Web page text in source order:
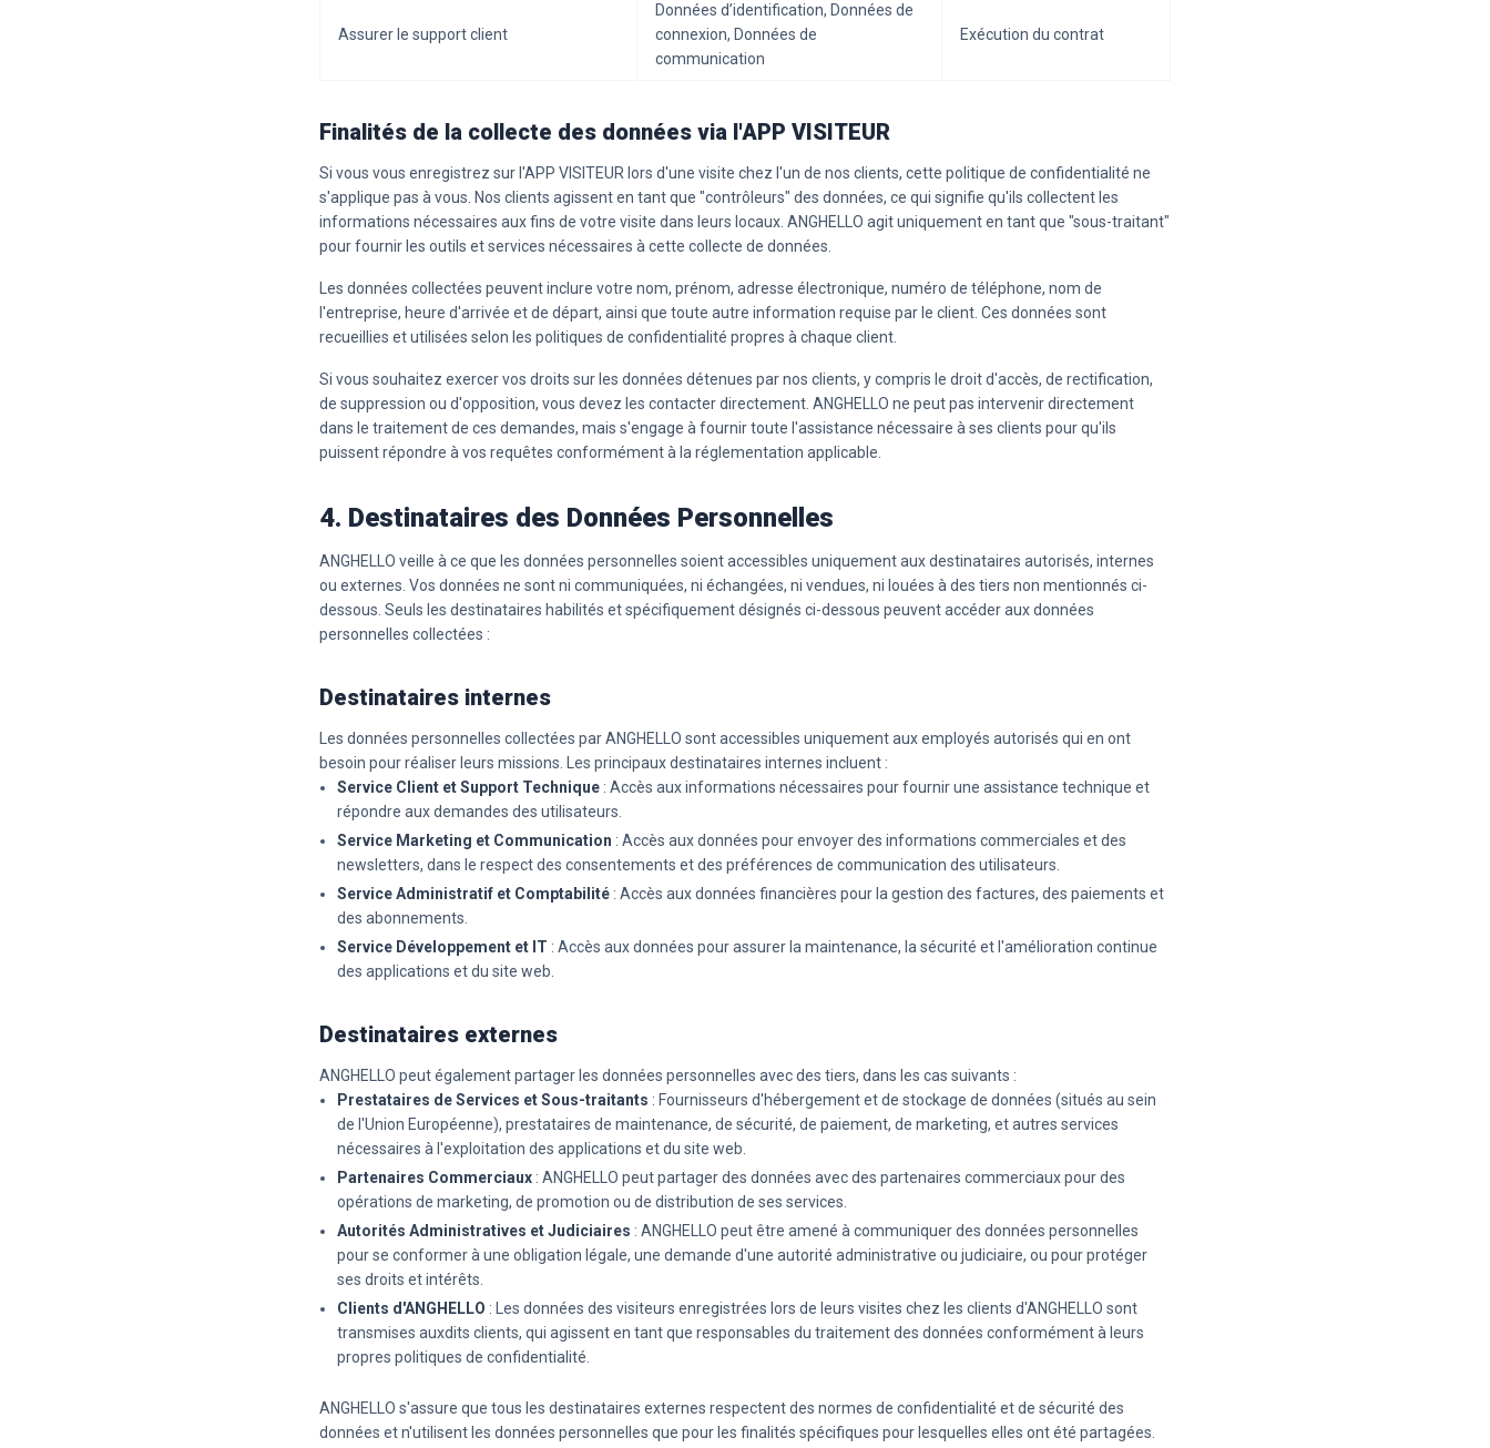
Assurer le support client
Données d’identification, Données de
connexion, Données de
communication
Exécution du contrat
Finalités de la collecte des données via l'APP VISITEUR
Si vous vous enregistrez sur l'APP VISITEUR lors d'une visite chez l'un de nos clients, cette politique de confidentialité ne
s'applique pas à vous. Nos clients agissent en tant que "contrôleurs" des données, ce qui signifie qu'ils collectent les
informations nécessaires aux fins de votre visite dans leurs locaux. ANGHELLO agit uniquement en tant que "sous-traitant"
pour fournir les outils et services nécessaires à cette collecte de données.
Les données collectées peuvent inclure votre nom, prénom, adresse électronique, numéro de téléphone, nom de
l'entreprise, heure d'arrivée et de départ, ainsi que toute autre information requise par le client. Ces données sont
recueillies et utilisées selon les politiques de confidentialité propres à chaque client.
Si vous souhaitez exercer vos droits sur les données détenues par nos clients, y compris le droit d'accès, de rectification,
de suppression ou d'opposition, vous devez les contacter directement. ANGHELLO ne peut pas intervenir directement
dans le traitement de ces demandes, mais s'engage à fournir toute l'assistance nécessaire à ses clients pour qu'ils
puissent répondre à vos requêtes conformément à la réglementation applicable.
4. Destinataires des Données Personnelles
ANGHELLO veille à ce que les données personnelles soient accessibles uniquement aux destinataires autorisés, internes
ou externes. Vos données ne sont ni communiquées, ni échangées, ni vendues, ni louées à des tiers non mentionnés ci-
dessous. Seuls les destinataires habilités et spécifiquement désignés ci-dessous peuvent accéder aux données
personnelles collectées :
Destinataires internes
Les données personnelles collectées par ANGHELLO sont accessibles uniquement aux employés autorisés qui en ont
besoin pour réaliser leurs missions. Les principaux destinataires internes incluent :
Service Client et Support Technique : Accès aux informations nécessaires pour fournir une assistance technique et
répondre aux demandes des utilisateurs.
Service Marketing et Communication : Accès aux données pour envoyer des informations commerciales et des
newsletters, dans le respect des consentements et des préférences de communication des utilisateurs.
Service Administratif et Comptabilité : Accès aux données financières pour la gestion des factures, des paiements et
des abonnements.
Service Développement et IT : Accès aux données pour assurer la maintenance, la sécurité et l'amélioration continue
des applications et du site web.
Destinataires externes
ANGHELLO peut également partager les données personnelles avec des tiers, dans les cas suivants :
Prestataires de Services et Sous-traitants : Fournisseurs d'hébergement et de stockage de données (situés au sein
de l'Union Européenne), prestataires de maintenance, de sécurité, de paiement, de marketing, et autres services
nécessaires à l'exploitation des applications et du site web.
Partenaires Commerciaux : ANGHELLO peut partager des données avec des partenaires commerciaux pour des
opérations de marketing, de promotion ou de distribution de ses services.
Autorités Administratives et Judiciaires : ANGHELLO peut être amené à communiquer des données personnelles
pour se conformer à une obligation légale, une demande d'une autorité administrative ou judiciaire, ou pour protéger
ses droits et intérêts.
Clients d'ANGHELLO : Les données des visiteurs enregistrées lors de leurs visites chez les clients d'ANGHELLO sont
transmises auxdits clients, qui agissent en tant que responsables du traitement des données conformément à leurs
propres politiques de confidentialité.
ANGHELLO s'assure que tous les destinataires externes respectent des normes de confidentialité et de sécurité des
données et n'utilisent les données personnelles que pour les finalités spécifiques pour lesquelles elles ont été partagées.